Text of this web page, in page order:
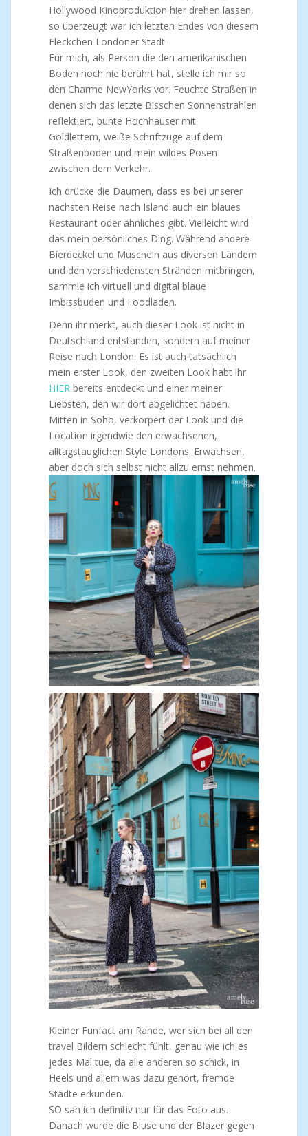
Hollywood Kinoproduktion hier drehen lassen,
so überzeugt war ich letzten Endes von diesem
Fleckchen Londoner Stadt.
Für mich, als Person die den amerikanischen
Boden noch nie berührt hat, stelle ich mir so
den Charme NewYorks vor. Feuchte Straßen in
denen sich das letzte Bisschen Sonnenstrahlen
reflektiert, bunte Hochhäuser mit
Goldlettern, weiße Schriftzüge auf dem
Straßenboden und mein wildes Posen
zwischen dem Verkehr.
Ich drücke die Daumen, dass es bei unserer
nächsten Reise nach Island auch ein blaues
Restaurant oder ähnliches gibt. Vielleicht wird
das mein persönliches Ding. Während andere
Bierdeckel und Muscheln aus diversen Ländern
und den verschiedensten Stränden mitbringen,
sammle ich virtuell und digital blaue
Imbissbuden und Foodläden.
Denn ihr merkt, auch dieser Look ist nicht in
Deutschland entstanden, sondern auf meiner
Reise nach London. Es ist auch tatsächlich
mein erster Look, den zweiten Look habt ihr
HIER bereits entdeckt und einer meiner
Liebsten, den wir dort abgelichtet haben.
Mitten in Soho, verkörpert der Look und die
Location irgendwie den erwachsenen,
alltagstauglichen Style Londons. Erwachsen,
aber doch sich selbst nicht allzu ernst nehmen.
Kleiner Funfact am Rande, wer sich bei all den
travel Bildern schlecht fühlt, genau wie ich es
jedes Mal tue, da alle anderen so schick, in
Heels und allem was dazu gehört, fremde
Städte erkunden.
SO sah ich definitiv nur für das Foto aus.
Danach wurde die Bluse und der Blazer gegen